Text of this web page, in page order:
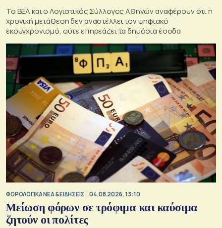
To BEA και ο Λογιστικός Σύλλογος Αθηνών αναφέρουν ότι η
χρονική μετάθεση δεν αναστέλλει τον ψηφιακό
εκσυγχρονισμό, ούτε επηρεάζει τα δημόσια έσοδα
ΦΟΡΟΛΟΓΙΚΑ ΝΕΑ & EΙΔΗΣΕΙΣ 04.08.2026, 13:10
Μείωση φόρων σε τρόφιμα και καύσιμα
ζητούν οι πολίτες